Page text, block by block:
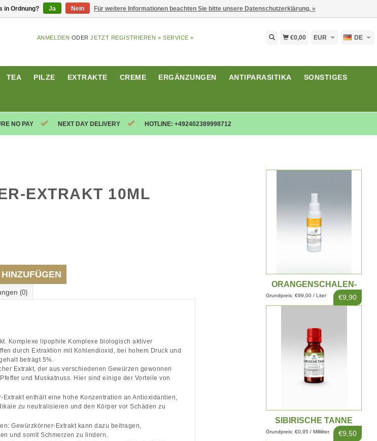
ANMELDEN ODERJETZT REGISTRIEREN » SERVICE » €0,00 EUR DE
TEA PILZE EXTRAKTE CREME ERGÄNZUNGEN ANTIPARASITIKA SONSTIGES
NO PAY NEXT DAY DELIVERY HOTLINE: +492402389998712
EXTRAKT 10ML
(0)
Komplexe lipophile Komplexe biologisch aktiver
durch Extraktion mit Kohlendioxid, bei hohem Druck und
beträgt 5%.
Extrakt, der aus verschiedenen Gewürzen gewonnen
und Muskatnuss. Hier sind einige der Vorteile von
enthält eine hohe Konzentration an Antioxidantien,
zu neutralisieren und den Körper vor Schäden zu
Gewürzkörner-Extrakt kann dazu beitragen,
und somit Schmerzen zu lindern.
ORANGENSCHALEN-
EXTRAKT 100ML€9,90
Grundpreis: €99,00 / Liter
SIBIRISCHE TANNE
EXTRAKT 10ML€9,50
Grundpreis: €0,95 / Milliliter
in Ordnung? Ja Nein Für weitere Informationen beachten Sie bitte unsere Datenschutzerklärung. »